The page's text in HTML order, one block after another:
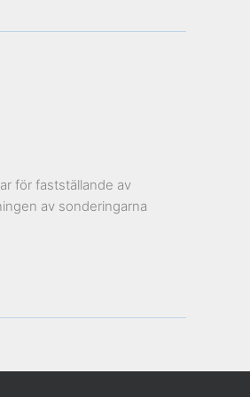
för fastställande av
av sonderingarna